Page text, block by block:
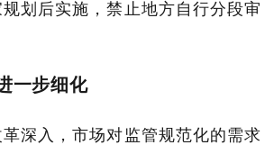
划后实施，禁止地方自行分段审
一步细化
深入，市场对监管规范化的需求